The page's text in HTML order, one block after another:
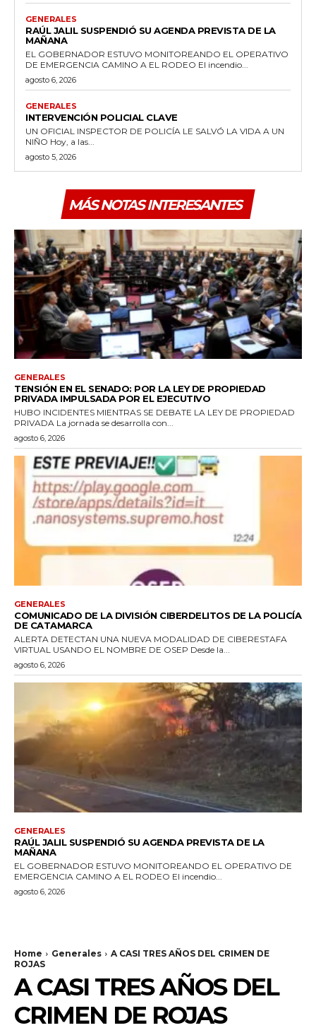
GENERALES
RAÚL JALIL SUSPENDIÓ SU AGENDA PREVISTA DE LA
MAÑANA
EL GOBERNADOR ESTUVO MONITOREANDO EL OPERATIVO
DE EMERGENCIA CAMINO A EL RODEO El incendio...
agosto 6, 2026
GENERALES
INTERVENCIÓN POLICIAL CLAVE
UN OFICIAL INSPECTOR DE POLICÍA LE SALVÓ LA VIDA A UN
NIÑO Hoy, a las...
agosto 5, 2026
MÁS NOTAS INTERESANTES
GENERALES
TENSIÓN EN EL SENADO: POR LA LEY DE PROPIEDAD
PRIVADA IMPULSADA POR EL EJECUTIVO
HUBO INCIDENTES MIENTRAS SE DEBATE LA LEY DE PROPIEDAD
PRIVADA La jornada se desarrolla con...
agosto 6, 2026
GENERALES
COMUNICADO DE LA DIVISIÓN CIBERDELITOS DE LA POLICÍA
DE CATAMARCA
ALERTA DETECTAN UNA NUEVA MODALIDAD DE CIBERESTAFA
VIRTUAL USANDO EL NOMBRE DE OSEP Desde la...
agosto 6, 2026
GENERALES
RAÚL JALIL SUSPENDIÓ SU AGENDA PREVISTA DE LA
MAÑANA
EL GOBERNADOR ESTUVO MONITOREANDO EL OPERATIVO DE
EMERGENCIA CAMINO A EL RODEO El incendio...
agosto 6, 2026